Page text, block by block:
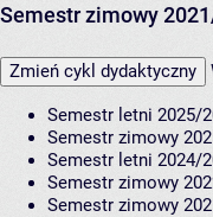
Semestr zimowy
Zmień cykl dydaktyczny
Semestr letni 2025/
Semestr zimowy
Semestr letni 2024/
Semestr zimowy
Semestr zimowy